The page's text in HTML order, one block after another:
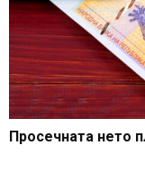
Просечната нето